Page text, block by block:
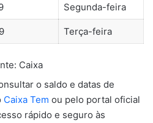
Segunda-feira
Terça-feira
Caixa
o saldo e datas de
Caixa Tem ou pelo portal oficial
rápido e seguro às